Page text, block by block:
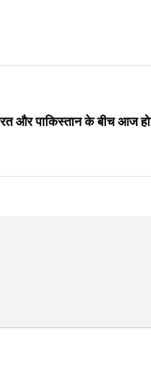
और पाकिस्तान के बीच आज